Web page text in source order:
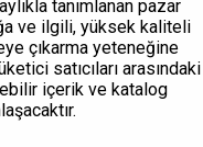
tanımlanan pazar
ve ilgili, yüksek kaliteli
çıkarma yeteneğine
satıcıları arasındaki
içerik ve katalog